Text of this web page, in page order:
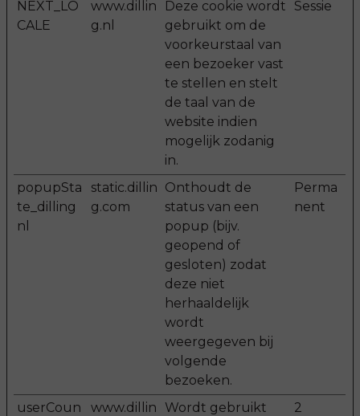
NEXT_LO
CALE
www.dillin
g.nl
Deze cookie wordt
gebruikt om de
voorkeurstaal van
een bezoeker vast
te stellen en stelt
de taal van de
website indien
mogelijk zodanig
in.
Sessie
popupSta
te_dilling
nl
static.dillin
g.com
Onthoudt de
status van een
popup (bijv.
geopend of
gesloten) zodat
deze niet
herhaaldelijk
wordt
weergegeven bij
volgende
bezoeken.
Perma
nent
userCoun
www.dillin
Wordt gebruikt
2